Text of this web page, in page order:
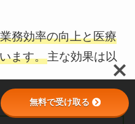
務効率の向上と医療
ます。主な効果は以
無料で受け取る